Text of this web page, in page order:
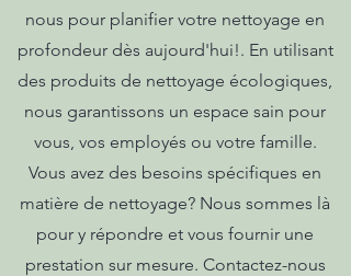
nous pour planifier votre nettoyage en
profondeur dès aujourd'hui!. En utilisant
des produits de nettoyage écologiques,
nous garantissons un espace sain pour
vous, vos employés ou votre famille.
Vous avez des besoins spécifiques en
matière de nettoyage? Nous sommes là
pour y répondre et vous fournir une
prestation sur mesure. Contactez-nous